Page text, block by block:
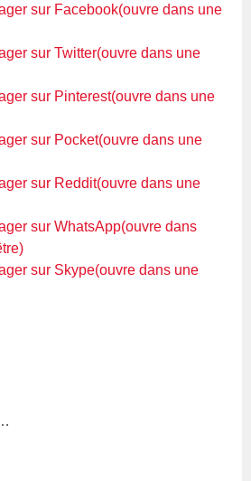
sur Facebook(ouvre dans une
sur Twitter(ouvre dans une
sur Pinterest(ouvre dans une
sur Pocket(ouvre dans une
sur Reddit(ouvre dans une
sur WhatsApp(ouvre dans
sur Skype(ouvre dans une